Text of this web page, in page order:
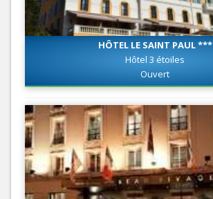
HÔTEL LE SAINT PAUL ***
Hôtel 3 étoiles
Ouvert